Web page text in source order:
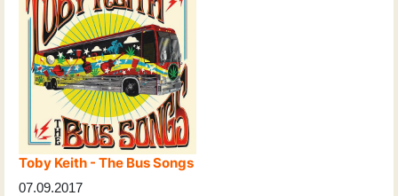
Toby Keith - The Bus Songs
07.09.2017